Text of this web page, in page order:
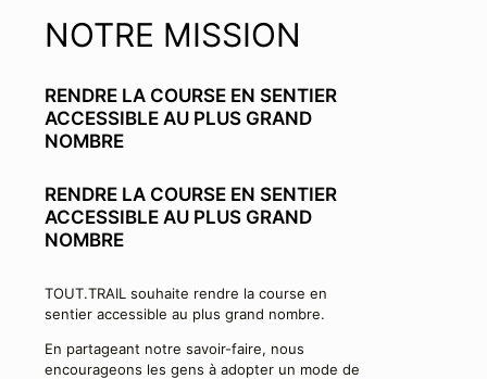
NOTRE MISSION
RENDRE LA COURSE EN SENTIER
ACCESSIBLE AU PLUS GRAND
NOMBRE
RENDRE LA COURSE EN SENTIER
ACCESSIBLE AU PLUS GRAND
NOMBRE
TOUT.TRAIL souhaite rendre la course en
sentier accessible au plus grand nombre.
En partageant notre savoir-faire, nous
encourageons les gens à adopter un mode de